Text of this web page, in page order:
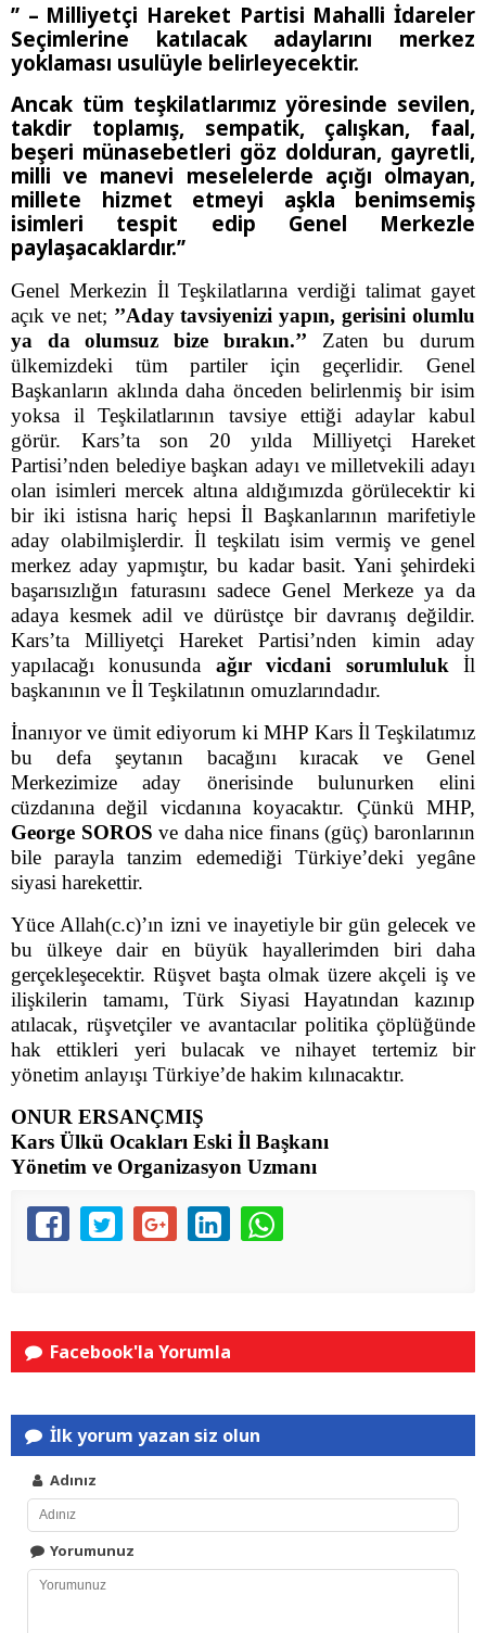
’’ – Milliyetçi Hareket Partisi Mahalli İdareler
Seçimlerine katılacak adaylarını merkez
yoklaması usulüyle belirleyecektir.
Ancak tüm teşkilatlarımız yöresinde sevilen,
takdir toplamış, sempatik, çalışkan, faal,
beşeri münasebetleri göz dolduran, gayretli,
milli ve manevi meselelerde açığı olmayan,
millete hizmet etmeyi aşkla benimsemiş
isimleri tespit edip Genel Merkezle
paylaşacaklardır.’’
Genel Merkezin İl Teşkilatlarına verdiği talimat gayet
açık ve net; ’’Aday tavsiyenizi yapın, gerisini olumlu
ya da olumsuz bize bırakın.’’ Zaten bu durum
ülkemizdeki tüm partiler için geçerlidir. Genel
Başkanların aklında daha önceden belirlenmiş bir isim
yoksa il Teşkilatlarının tavsiye ettiği adaylar kabul
görür. Kars’ta son 20 yılda Milliyetçi Hareket
Partisi’nden belediye başkan adayı ve milletvekili adayı
olan isimleri mercek altına aldığımızda görülecektir ki
bir iki istisna hariç hepsi İl Başkanlarının marifetiyle
aday olabilmişlerdir. İl teşkilatı isim vermiş ve genel
merkez aday yapmıştır, bu kadar basit. Yani şehirdeki
başarısızlığın faturasını sadece Genel Merkeze ya da
adaya kesmek adil ve dürüstçe bir davranış değildir.
Kars’ta Milliyetçi Hareket Partisi’nden kimin aday
yapılacağı konusunda ağır vicdani sorumlulukİl
başkanının ve İl Teşkilatının omuzlarındadır.
İnanıyor ve ümit ediyorum ki MHP Kars İl Teşkilatımız
bu defa şeytanın bacağını kıracak ve Genel
Merkezimize aday önerisinde bulunurken elini
cüzdanına değil vicdanına koyacaktır. Çünkü MHP,
George SOROS ve daha nice finans (güç) baronlarının
bile parayla tanzim edemediği Türkiye’deki yegâne
siyasi harekettir.
Yüce Allah(c.c)’ın izni ve inayetiyle bir gün gelecek ve
bu ülkeye dair en büyük hayallerimden biri daha
gerçekleşecektir. Rüşvet başta olmak üzere akçeli iş ve
ilişkilerin tamamı, Türk Siyasi Hayatından kazınıp
atılacak, rüşvetçiler ve avantacılar politika çöplüğünde
hak ettikleri yeri bulacak ve nihayet tertemiz bir
yönetim anlayışı Türkiye’de hakim kılınacaktır.
ONUR ERSANÇMIŞ
Kars Ülkü Ocakları Eski İl Başkanı
Yönetim ve Organizasyon Uzmanı
Facebook'la Yorumla
İlk yorum yazan siz olun
Adınız
Yorumunuz